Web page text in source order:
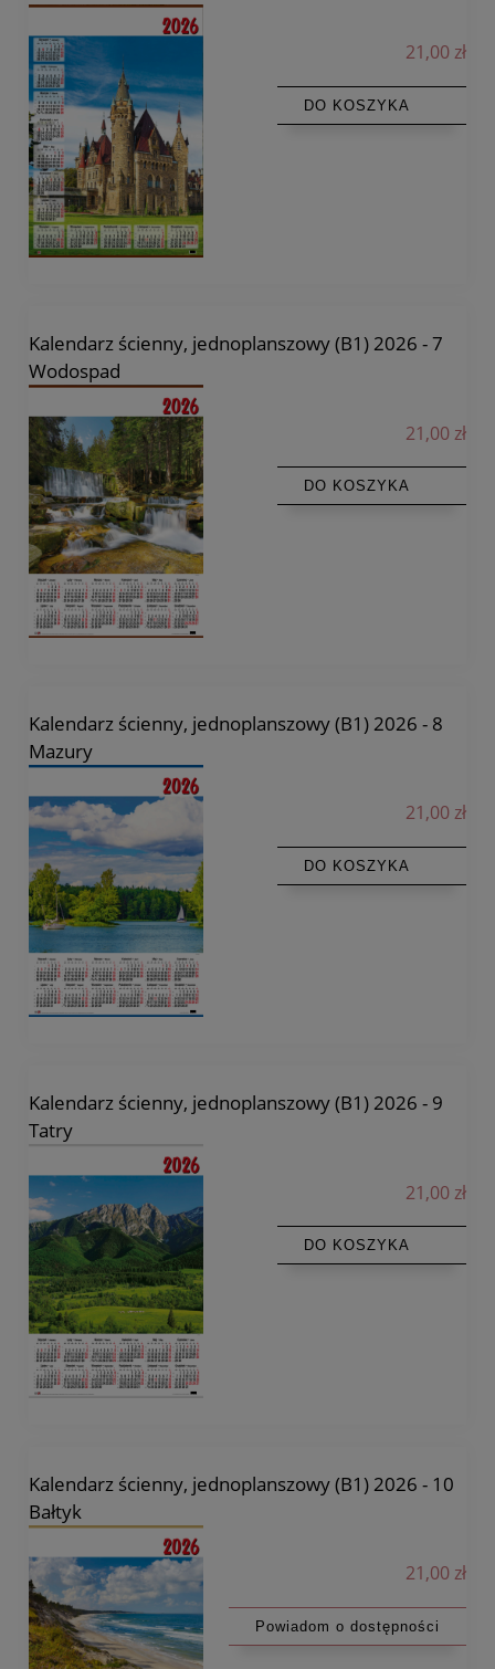
21,00 zł
DO KOSZYKA
Kalendarz ścienny, jednoplanszowy (B1) 2026 - 7
Wodospad
21,00 zł
DO KOSZYKA
Kalendarz ścienny, jednoplanszowy (B1) 2026 - 8
Mazury
21,00 zł
DO KOSZYKA
Kalendarz ścienny, jednoplanszowy (B1) 2026 - 9
Tatry
21,00 zł
DO KOSZYKA
Kalendarz ścienny, jednoplanszowy (B1) 2026 - 10
Bałtyk
21,00 zł
Powiadom o dostępności